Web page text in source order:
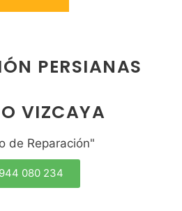
PERSIANAS
VIZCAYA
de Reparación"
944 080 234